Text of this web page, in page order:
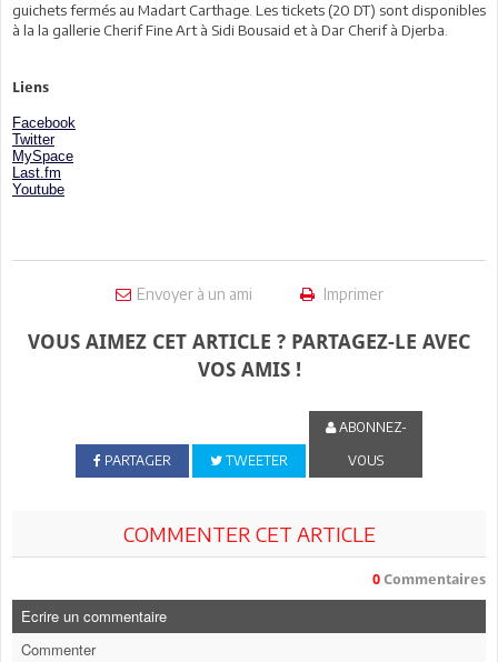
guichets fermés au Madart Carthage. Les tickets (20 DT) sont disponibles
à la la gallerie Cherif Fine Art à Sidi Bousaid et à Dar Cherif à Djerba.
Liens
Facebook
Twitter
MySpace
Last.fm
Youtube
Envoyer à un ami Imprimer
VOUS AIMEZ CET ARTICLE ? PARTAGEZ-LE AVEC
VOS AMIS !
PARTAGER TWEETER
ABONNEZ-
VOUS
COMMENTER CET ARTICLE
0 Commentaires
Ecrire un commentaire
Commenter